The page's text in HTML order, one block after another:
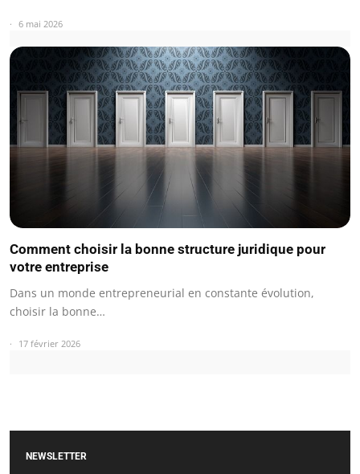
6 mai 2026
Comment choisir la bonne structure juridique pour
votre entreprise
Dans un monde entrepreneurial en constante évolution,
choisir la bonne…
17 février 2026
NEWSLETTER